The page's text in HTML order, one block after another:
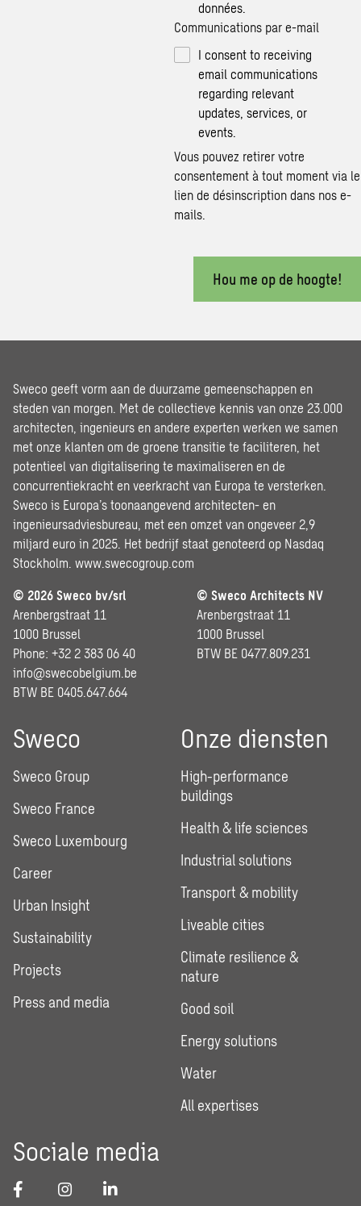
données.
Communications par e-mail
I consent to receiving
email communications
regarding relevant
updates, services, or
events.
Vous pouvez retirer votre
consentement à tout moment via le
lien de désinscription dans nos e-
mails.
Hou me op de hoogte!
Sweco geeft vorm aan de duurzame gemeenschappen en
steden van morgen. Met de collectieve kennis van onze 23.000
architecten, ingenieurs en andere experten werken we samen
met onze klanten om de groene transitie te faciliteren, het
potentieel van digitalisering te maximaliseren en de
concurrentiekracht en veerkracht van Europa te versterken.
Sweco is Europa’s toonaangevend architecten- en
ingenieursadviesbureau, met een omzet van ongeveer 2,9
miljard euro in 2025. Het bedrijf staat genoteerd op Nasdaq
Stockholm. www.swecogroup.com
© 2026 Sweco bv/srl
Arenbergstraat 11
1000 Brussel
Phone: +32 2 383 06 40
info@swecobelgium.be
BTW BE 0405.647.664
© Sweco Architects NV
Arenbergstraat 11
1000 Brussel
BTW BE 0477.809.231
Sweco
Sweco Group
Sweco France
Sweco Luxembourg
Career
Urban Insight
Sustainability
Projects
Press and media
Onze diensten
High-performance
buildings
Health & life sciences
Industrial solutions
Transport & mobility
Liveable cities
Climate resilience &
nature
Good soil
Energy solutions
Water
All expertises
Sociale media